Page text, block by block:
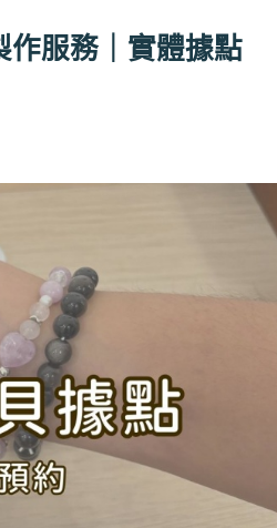
作服務｜實體據點